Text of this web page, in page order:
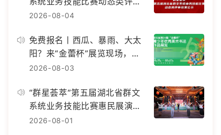
结果公示
2026-08-04
免费报名丨西瓜、暴雨、大太
阳？来“金蕾杯”展览现场，画
出你的夏天！
2026-08-03
“群星荟萃”第五届湖北省群文
系统业务技能比赛惠民展演精
彩上演
2026-08-01